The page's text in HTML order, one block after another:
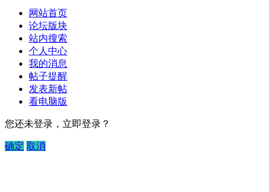
网站首页
论坛版块
站内搜索
个人中心
我的消息
帖子提醒
发表新帖
看电脑版
您还未登录，立即登录？
确定 取消